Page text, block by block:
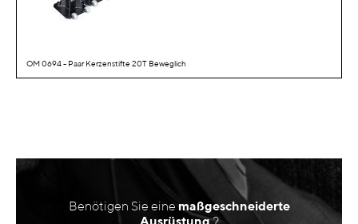
OM 0694 - Paar Kerzenstifte 20T Beweglich
Benötigen Sie einemaßgeschneiderte